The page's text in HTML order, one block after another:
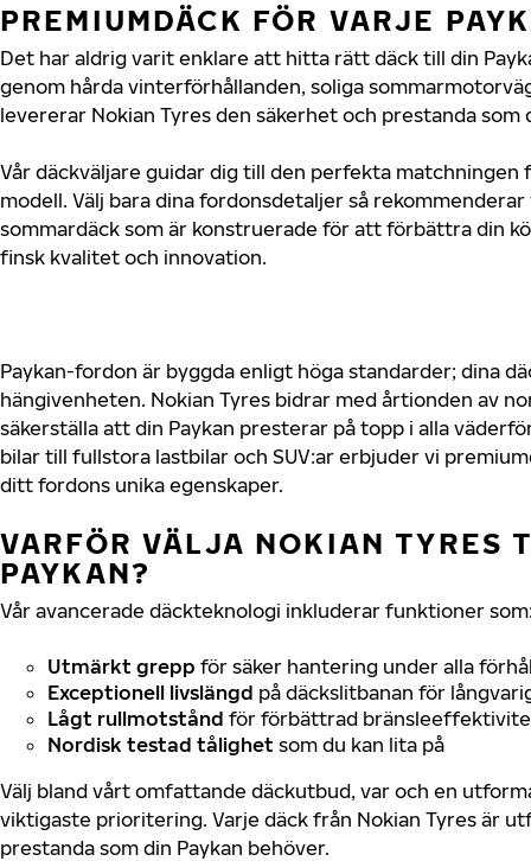
PREMIUMDÄCK FÖR VARJE
Det har aldrig varit enklare att hitta rätt däck till din
genom hårda vinterförhållanden, soliga
levererar Nokian Tyres den säkerhet och prestanda som
Vår däckväljare guidar dig till den perfekta matchningen
modell. Välj bara dina fordonsdetaljer så
sommardäck som är konstruerade för att förbättra din
finsk kvalitet och innovation.
Paykan-fordon är byggda enligt höga standarder; dina
hängivenheten. Nokian Tyres bidrar med årtionden av
säkerställa att din Paykan presterar på topp i alla
bilar till fullstora lastbilar och SUV:ar erbjuder vi
ditt fordons unika egenskaper.
VARFÖR VÄLJA NOKIAN TYRES
PAYKAN?
Vår avancerade däckteknologi inkluderar funktioner
Utmärkt grepp för säker hantering under alla
Exceptionell livslängd på däckslitbanan för
Lågt rullmotstånd för förbättrad
Nordisk testad tålighet som du kan lita på
Välj bland vårt omfattande däckutbud, var och en
viktigaste prioritering. Varje däck från Nokian Tyres är
prestanda som din Paykan behöver.